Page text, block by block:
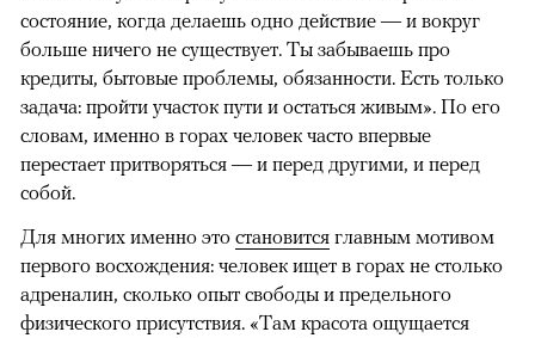
состояние, когда делаешь одно действие — и вокруг
больше ничего не существует. Ты забываешь про
кредиты, бытовые проблемы, обязанности. Есть только
задача: пройти участок пути и остаться живым». По его
словам, именно в горах человек часто впервые
перестает притворяться — и перед другими, и перед
собой.
Для многих именно это становится главным мотивом
первого восхождения: человек ищет в горах не столько
адреналин, сколько опыт свободы и предельного
физического присутствия. «Там красота ощущается